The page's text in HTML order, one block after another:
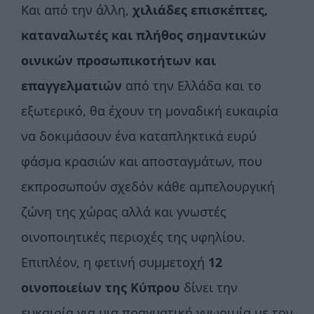
Και από την άλλη, χιλιάδες επισκέπτες,
καταναλωτές και πλήθος σημαντικών
οινικών προσωπικοτήτων και
επαγγελματιών από την Ελλάδα και το
εξωτερικό, θα έχουν τη μοναδική ευκαιρία
να δοκιμάσουν ένα καταπληκτικά ευρύ
φάσμα κρασιών και αποσταγμάτων, που
εκπροσωπούν σχεδόν κάθε αμπελουργική
ζώνη της χώρας αλλά και γνωστές
οινοποιητικές περιοχές της υφηλίου.
Επιπλέον, η φετινή συμμετοχή 12
οινοποιείων της Κύπρου δίνει την